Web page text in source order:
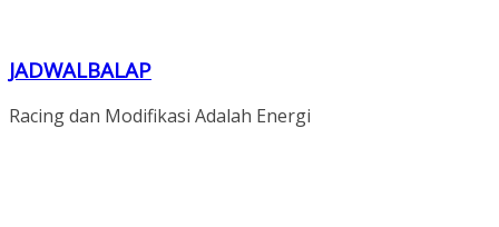
JADWALBALAP
Racing dan Modifikasi Adalah Energi